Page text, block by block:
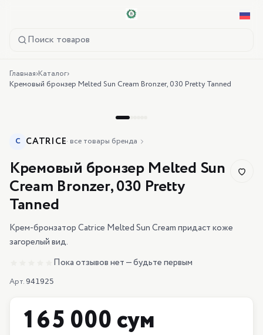
Поиск товаров
Главная›Каталог›
Кремовый бронзер Melted Sun Cream Bronzer, 030 Pretty Tanned
C CATRICE· все товары бренда
Кремовый бронзер Melted Sun
Cream Bronzer, 030 Pretty
Tanned
Крем-бронзатор Catrice Melted Sun Cream придаст коже
загорелый вид.
Пока отзывов нет — будьте первым
Арт. 941925
165 000 сум